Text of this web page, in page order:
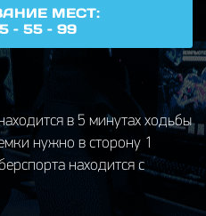
МЕСТ:
– 55 – 99
в 5 минутах ходьбы
нужно в сторону 1
находится с